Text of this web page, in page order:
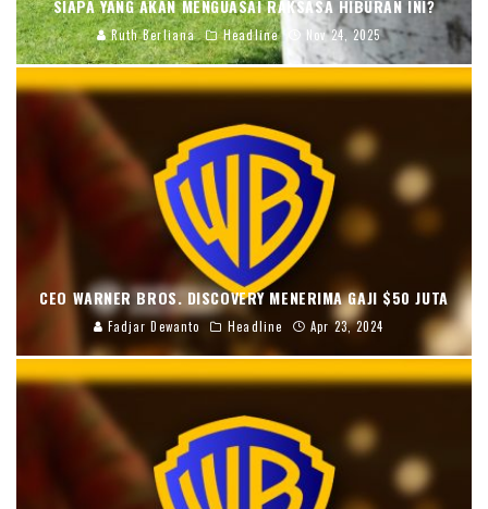
SIAPA YANG AKAN MENGUASAI RAKSASA HIBURAN INI?
Ruth Berliana Headline Nov 24, 2025
CEO WARNER BROS. DISCOVERY MENERIMA GAJI $50 JUTA
Fadjar Dewanto Headline Apr 23, 2024